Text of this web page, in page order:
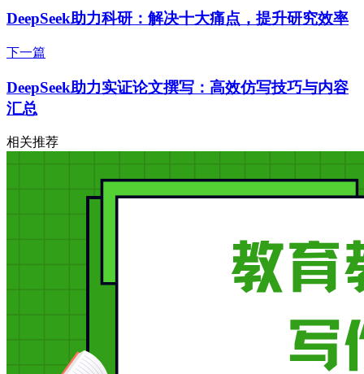
DeepSeek助力科研：解决十大痛点，提升研究效率
下一篇
DeepSeek助力实证论文撰写：高效仿写技巧与内容
汇总
相关推荐